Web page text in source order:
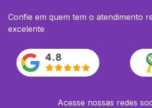
Confie em quem tem o atendimento
excelente
Acesse nossas redes